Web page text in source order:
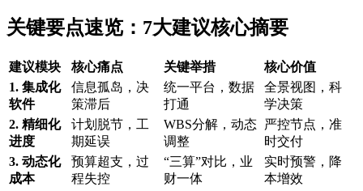
关键要点速览：7大建议核心摘要
建议模块 核心痛点 关键举措
核心价值
1. 集成化
软件
信息孤岛，决
策滞后
统一平台，数据
打通
全景视图，科
学决策
2. 精细化
进度
计划脱节，工
期延误
WBS分解，动态
调整
严控节点，准
时交付
3. 动态化
成本
预算超支，过
程失控
“三算”对比，业
财一体
实时预警，降
本增效